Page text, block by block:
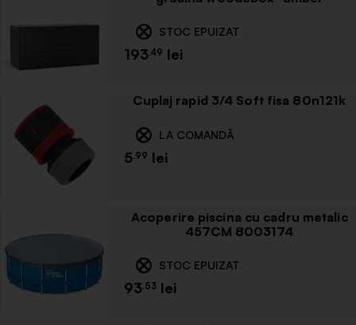
STOC EPUIZAT
193 .49
Cuplaj rapid 3/4 Soft fisa 80n121k
LA COMANDĂ
5.99
Acoperire piscina cu cadru metalic
457CM 8003174
STOC EPUIZAT
93.53